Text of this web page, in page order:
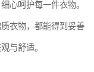
心呵护每一件衣物。
衣物，都能得到妥善
与舒适。